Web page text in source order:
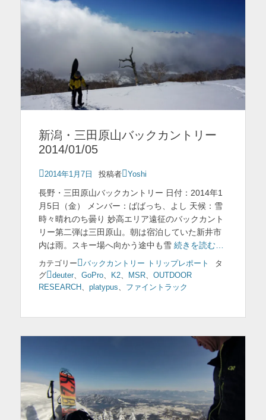
新潟・三田原山バックカントリー
2014/01/05
投
日
2014年1月7日 投稿者 Yoshi
長野・三田原山バックカントリー 日付：2014年1
月5日（金） メンバー：ばばっち、よし 天候：雪
時々晴れのち曇り 妙高エリア遠征のバックカント
リー第二弾は三田原山。朝は宿泊していた新井市
内は雨。スキー場へ向かう途中も雪 続きを読む…
カテゴリー バックカントリー トリップレポート
タ
グ
deuter、 GoPro、 K2、 MSR、 OUTDOOR
RESEARCH 、 platypus、 ファイントラック